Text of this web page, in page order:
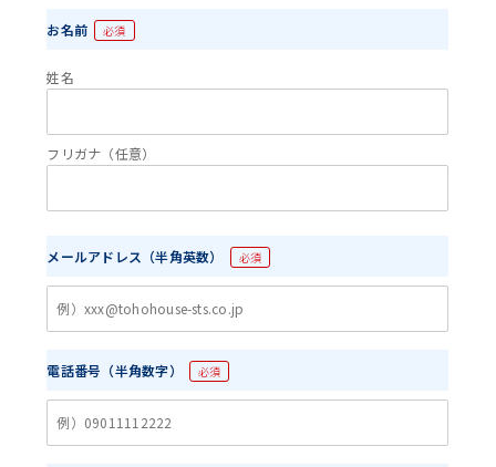
お名前 必須
姓名
フリガナ（任意）
メールアドレス（半角英数） 必須
電話番号（半角数字） 必須